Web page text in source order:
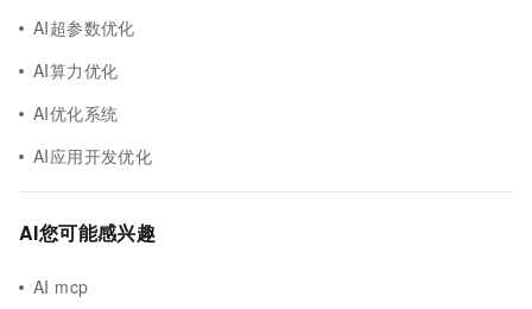
AI超参数优化
AI算力优化
AI优化系统
AI应用开发优化
AI您可能感兴趣
AI mcp